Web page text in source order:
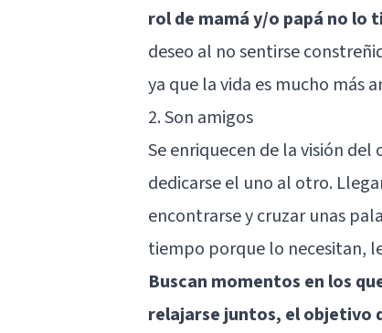
rol de mamá y/o papá no lo
deseo al no sentirse
ya que la vida es mucho más
2. Son amigos
Se enriquecen de la visión
dedicarse el uno al otro.
encontrarse y cruzar unas
tiempo porque lo necesitan,
Buscan momentos en los
relajarse juntos, el objetivo